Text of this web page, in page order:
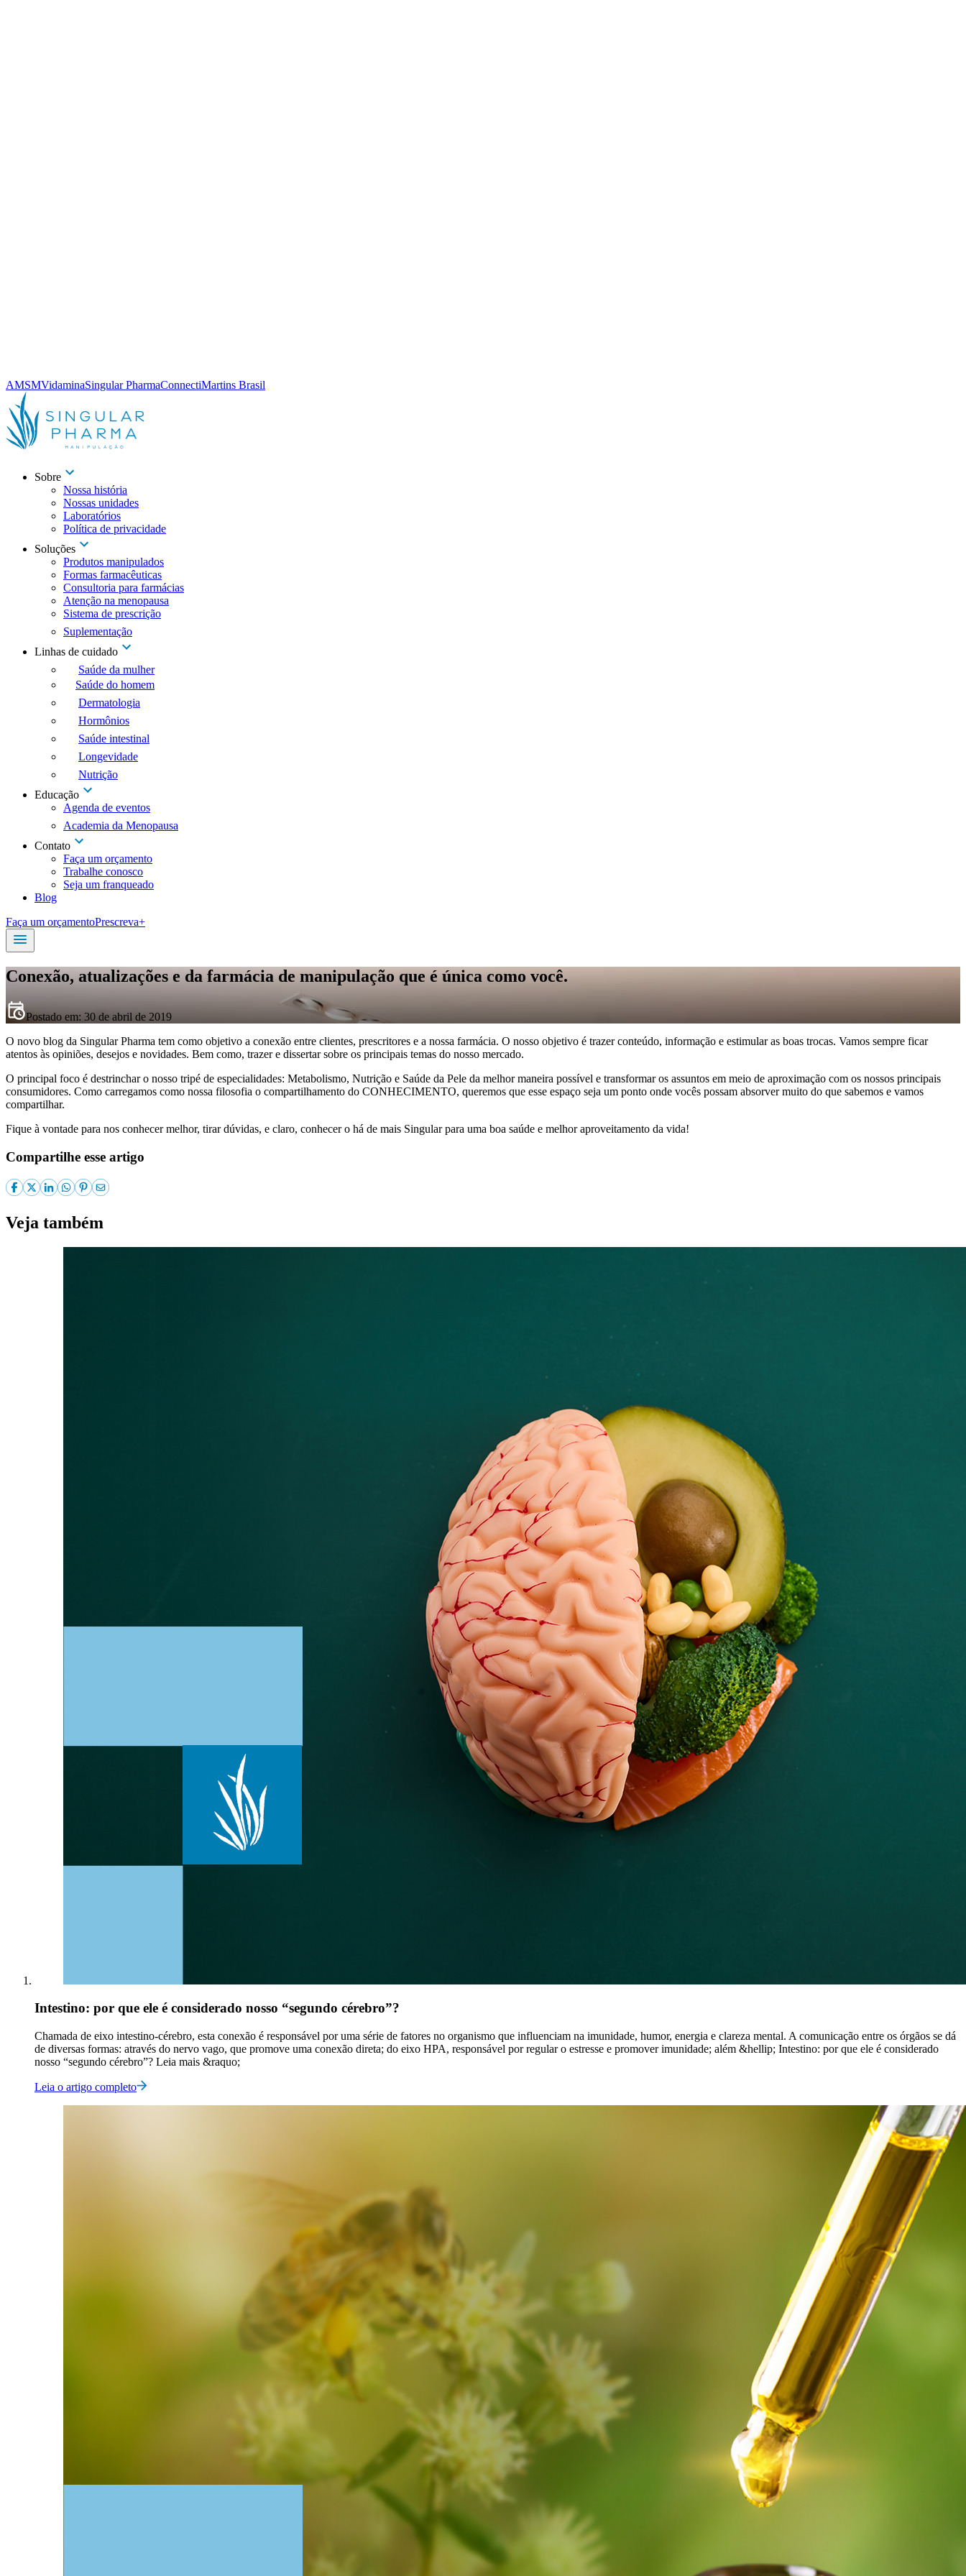
AMSMVidaminaSingular PharmaConnectiMartins Brasil
Sobre
Nossa história
Nossas unidades
Laboratórios
Política de privacidade
Soluções
Produtos manipulados
Formas farmacêuticas
Consultoria para farmácias
Atenção na menopausa
Sistema de prescrição
Suplementação
Linhas de cuidado
Saúde da mulher
Saúde do homem
Dermatologia
Hormônios
Saúde intestinal
Longevidade
Nutrição
Educação
Agenda de eventos
Academia da Menopausa
Contato
Faça um orçamento
Trabalhe conosco
Seja um franqueado
Blog
Faça um orçamentoPrescreva+
Conexão, atualizações e da farmácia de manipulação que é única como você.
Postado em: 30 de abril de 2019
O novo blog da Singular Pharma tem como objetivo a conexão entre clientes, prescritores e a nossa farmácia. O nosso objetivo é trazer conteúdo, informação e estimular as boas trocas. Vamos sempre ficar
atentos às opiniões, desejos e novidades. Bem como, trazer e dissertar sobre os principais temas do nosso mercado.
O principal foco é destrinchar o nosso tripé de especialidades: Metabolismo, Nutrição e Saúde da Pele da melhor maneira possível e transformar os assuntos em meio de aproximação com os nossos principais
consumidores. Como carregamos como nossa filosofia o compartilhamento do CONHECIMENTO, queremos que esse espaço seja um ponto onde vocês possam absorver muito do que sabemos e vamos
compartilhar.
Fique à vontade para nos conhecer melhor, tirar dúvidas, e claro, conhecer o há de mais Singular para uma boa saúde e melhor aproveitamento da vida!
Compartilhe esse artigo
Veja também
Intestino: por que ele é considerado nosso “segundo cérebro”?
Chamada de eixo intestino-cérebro, esta conexão é responsável por uma série de fatores no organismo que influenciam na imunidade, humor, energia e clareza mental. A comunicação entre os órgãos se dá
de diversas formas: através do nervo vago, que promove uma conexão direta; do eixo HPA, responsável por regular o estresse e promover imunidade; além &hellip; Intestino: por que ele é considerado
nosso “segundo cérebro”? Leia mais &raquo;
Leia o artigo completo